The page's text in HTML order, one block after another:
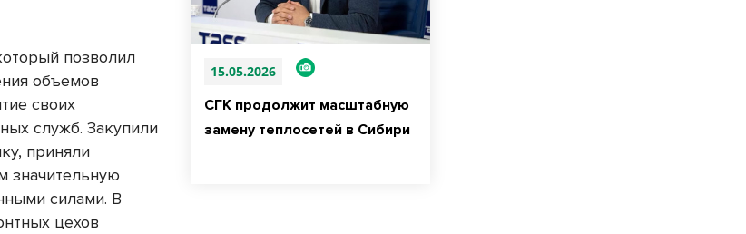
15.05.2026
СГК продолжит масштабную
замену теплосетей в Сибири
позволил
объемов
своих
служб. Закупили
приняли
значительную
силами. В
цехов